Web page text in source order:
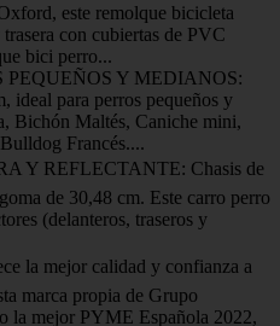
este remolque bicicleta
con cubiertas de PVC
bici perro...
PEQUEÑOS Y MEDIANOS:
ideal para perros pequeños y
Bichón Maltés, Caniche mini,
Francés....
Y REFLECTANTE: Chasis de
de 30,48 cm. Este carro perro
(delanteros, traseros y
la mejor calidad y confianza a
marca propia de Grupo
la mejor PYME Española 2022,